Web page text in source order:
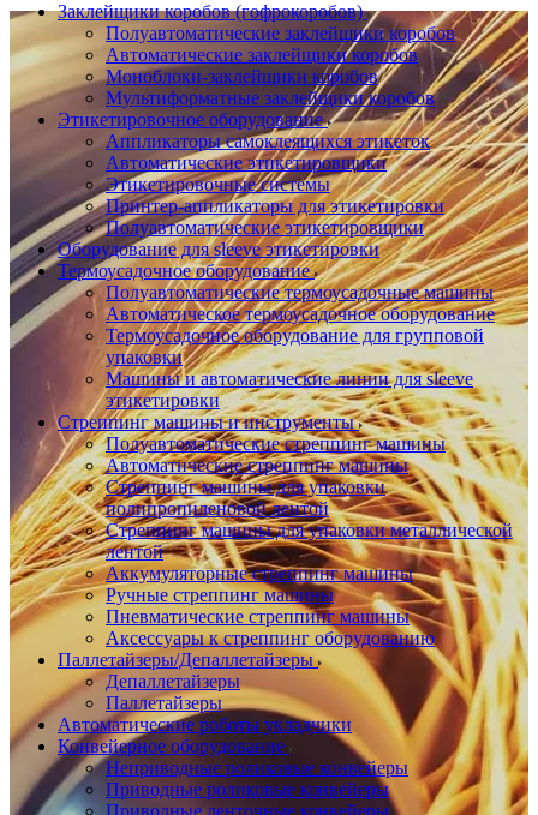
Заклейщики коробов (гофрокоробов)
Полуавтоматические заклейщики коробов
Автоматические заклейщики коробов
Моноблоки-заклейщики коробов
Мультиформатные заклейщики коробов
Этикетировочное оборудование
Аппликаторы самоклеящихся этикеток
Автоматические этикетировщики
Этикетировочные системы
Принтер-аппликаторы для этикетировки
Полуавтоматические этикетировщики
Оборудование для sleeve этикетировки
Термоусадочное оборудование
Полуавтоматические термоусадочные машины
Автоматическое термоусадочное оборудование
Термоусадочное оборудование для групповой
упаковки
Машины и автоматические линии для sleeve
этикетировки
Стреппинг машины и инструменты
Полуавтоматические стреппинг машины
Автоматические стреппинг машины
Стреппинг машины для упаковки
полипропиленовой лентой
Стреппинг машины для упаковки металлической
лентой
Аккумуляторные стреппинг машины
Ручные стреппинг машины
Пневматические стреппинг машины
Аксессуары к стреппинг оборудованию
Паллетайзеры/Депаллетайзеры
Депаллетайзеры
Паллетайзеры
Автоматические роботы укладчики
Конвейерное оборудование
Неприводные роликовые конвейеры
Приводные роликовые конвейеры
Приводные ленточные конвейеры